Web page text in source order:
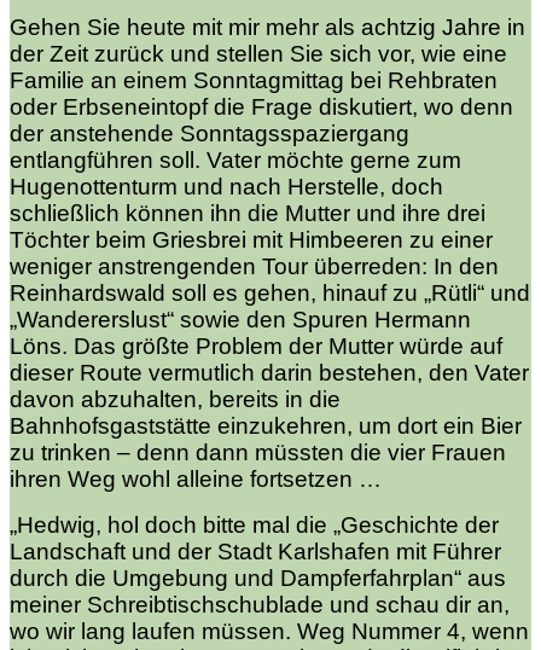
Gehen Sie heute mit mir mehr als achtzig Jahre in
der Zeit zurück und stellen Sie sich vor, wie eine
Familie an einem Sonntagmittag bei Rehbraten
oder Erbseneintopf die Frage diskutiert, wo denn
der anstehende Sonntagsspaziergang
entlangführen soll. Vater möchte gerne zum
Hugenottenturm und nach Herstelle, doch
schließlich können ihn die Mutter und ihre drei
Töchter beim Griesbrei mit Himbeeren zu einer
weniger anstrengenden Tour überreden: In den
Reinhardswald soll es gehen, hinauf zu „Rütli“ und
„Wandererslust“ sowie den Spuren Hermann
Löns. Das größte Problem der Mutter würde auf
dieser Route vermutlich darin bestehen, den Vater
davon abzuhalten, bereits in die
Bahnhofsgaststätte einzukehren, um dort ein Bier
zu trinken – denn dann müssten die vier Frauen
ihren Weg wohl alleine fortsetzen …
„Hedwig, hol doch bitte mal die „Geschichte der
Landschaft und der Stadt Karlshafen mit Führer
durch die Umgebung und Dampferfahrplan“ aus
meiner Schreibtischschublade und schau dir an,
wo wir lang laufen müssen. Weg Nummer 4, wenn